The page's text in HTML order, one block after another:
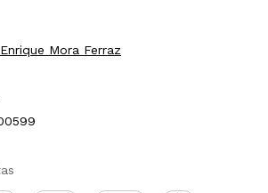
Mora Ferraz